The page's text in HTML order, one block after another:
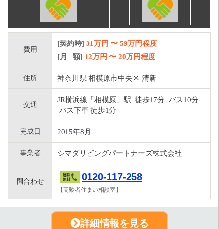
費用
[契約時] 31万円 〜 59万円程度
[月 額] 12万円 〜 20万円程度
住所 神奈川県 相模原市中央区 清新
交通
JR横浜線「相模原」駅 徒歩17分 バス10分
バス下車 徒歩1分
完成日 2015年8月
事業者 シマダリビングパートナーズ株式会社
問合わせ 0120-117-258
【高齢者住まい相談室】
詳細情報を見る